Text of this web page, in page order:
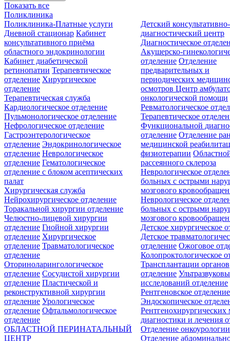
Показать все
Поликлиника
Поликлиника-Платные услуги
Дневной стационар Кабинет
консультативного приёма
областного эндокринологии
Кабинет диабетической
ретинопатии Терапевтическое
отделение Хирургическое
отделение
Детский консультативно-
диагностический центр
Диагностическое
Акушерско-
отделение Отделение
предварительных и
периодических
осмотровЦентр
онкологической помощи
Терапевтическая служба
Кардиологическое отделение
Пульмонологическое отделение
Нефрологическое отделение
Гастроэнтерологическое
отделение Эндокринологическое
отделение Неврологическое
отделение Гематологическое
отделение c блоком асептических
палат
Ревматологическое
Терапевтическое
Функциональной
отделение Отделение
медицинской
физиотерапии
рассеянного склероза
Неврологическое
больных с острыми
мозгового
Неврологическое
больных с острыми
мозгового
Хирургическая служба
Нейрохирургическое отделение
Торакальной хирургии отделение
Челюстно-лицевой хирургии
отделение Гнойной хирургии
отделение Хирургическое
отделение Травматологическое
отделение
Оториноларингологическое
отделение Сосудистой хирургии
отделение Пластической и
реконструктивной хирургии
отделение Урологическое
отделение Офтальмологическое
отделение
Детское хирургическое
Детское
отделение Ожоговое
Колопроктологическое
Трансплантации органов
отделение
исследований отделение
Рентгеновское отделение
Эндоскопическое
Рентгенохирургических
диагностики и лечения
Отделение онкоурологии
Отделение
ОБЛАСТНОЙ ПЕРИНАТАЛЬНЫЙ
ЦЕНТР